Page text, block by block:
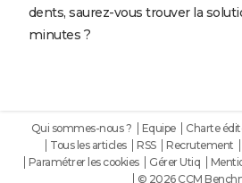
dents, saurez-vous trouver la
minutes ?
Qui sommes-nous ? Equipe Charte
Tous les articles
RSS Recrutement
Paramétrer les cookies
Gérer Utiq
© 2026 CCM